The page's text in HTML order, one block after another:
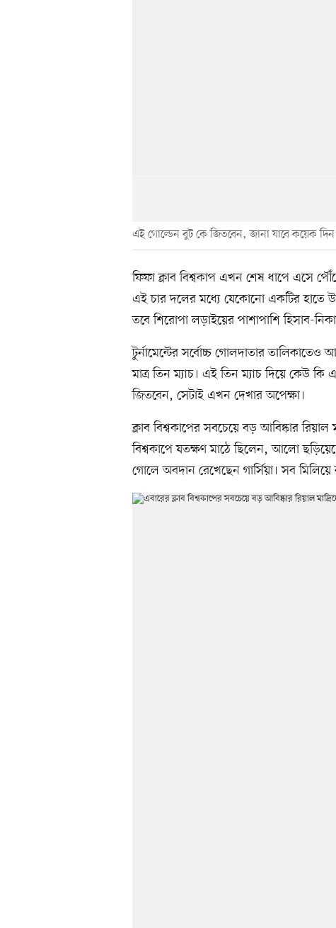
এই গোল্ডেন বুট কে জিতবেন, জানা যাবে কয়েক
ফিফা ক্লাব বিশ্বকাপ এখন শেষ ধাপে এসে
এই চার দলের মধ্যে যেকোনো একটির হাতে
তবে শিরোপা লড়াইয়ের পাশাপাশি হিসাব-
টুর্নামেন্টের সর্বোচ্চ গোলদাতার তালিকাতেও
মাত্র তিন ম্যাচ। এই তিন ম্যাচ দিয়ে কেউ
জিতবেন, সেটাই এখন দেখার অপেক্ষা।
ক্লাব বিশ্বকাপের সবচেয়ে বড় আবিষ্কার
বিশ্বকাপে যতক্ষণ মাঠে ছিলেন, আলো
গোলে অবদান রেখেছেন গার্সিয়া। সব